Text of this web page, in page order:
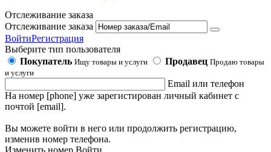
Отслеживание заказа
Отслеживание заказа
ВойтиРегистрация
Выберите тип пользователя
Покупатель Ищу товары и услуги Продавец Продаю товары
и услуги
Email или телефон
На номер [phone] уже зарегистирован личный кабинет с
почтой [email].
Вы можете войти в него или продолжить регистрацию,
изменив номер телефона.
Изменить номер Войти